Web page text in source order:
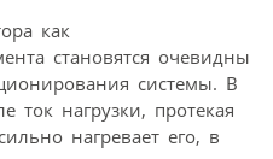
как
становятся очевидны
системы. В
ток нагрузки, протекая
нагревает его, в